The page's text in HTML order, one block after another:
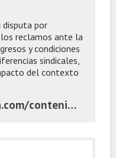
disputa por
reclamos ante la
y condiciones
sindicales,
del contexto
https://grupolaprovincia.com/contenido/596542/estallo-la-interna-judicial-protestas-cruzadas-acusaciones-y-salarios-bajo-presi#google_vignette